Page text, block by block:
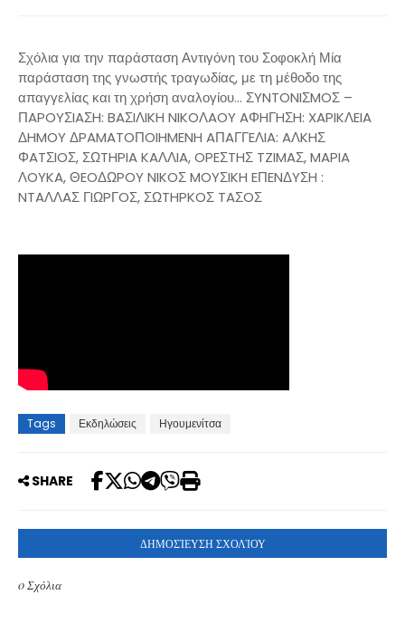
Σχόλια για την παράσταση Αντιγόνη του Σοφοκλή Μία
παράσταση της γνωστής τραγωδίας, με τη μέθοδο της
απαγγελίας και τη χρήση αναλογίου... ΣYNTONIΣMOΣ –
ΠAPOYΣIAΣH: BAΣIΛIKH NIKOΛAOY AΦHΓHΣH: XAPIKΛEIA
ΔHMOY ΔPAMATOΠOIHMENH AΠAΓΓEΛIA: AΛKHΣ
ΦATΣIOΣ, ΣΩTHPIA KAΛΛIA, OPEΣTHΣ TZIMAΣ, MAPIA
ΛOYKA, ΘEOΔΩPOY NIKOΣ MOYΣIKH EΠENΔYΣH :
NTAΛΛAΣ ΓIΩPΓOΣ, ΣΩTHPKOΣ TAΣOΣ
Tags Εκδηλώσεις Ηγουμενίτσα
SHARE
ΔΗΜΟΣΊΕΥΣΗ ΣΧΟΛΊΟΥ
0 Σχόλια